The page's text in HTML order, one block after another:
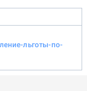
льготы-по-